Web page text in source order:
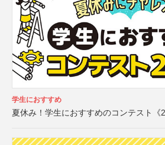
学生におすすめ
夏休み！学生におすすめのコンテスト《